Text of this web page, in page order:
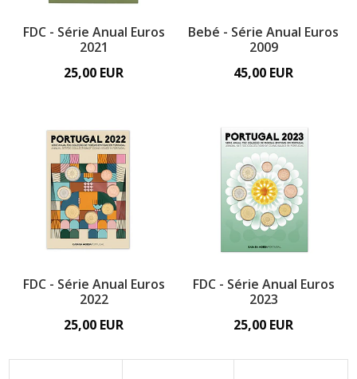
FDC - Série Anual Euros
2021
25,00 EUR
Bebé - Série Anual Euros
2009
45,00 EUR
FDC - Série Anual Euros
2022
25,00 EUR
FDC - Série Anual Euros
2023
25,00 EUR